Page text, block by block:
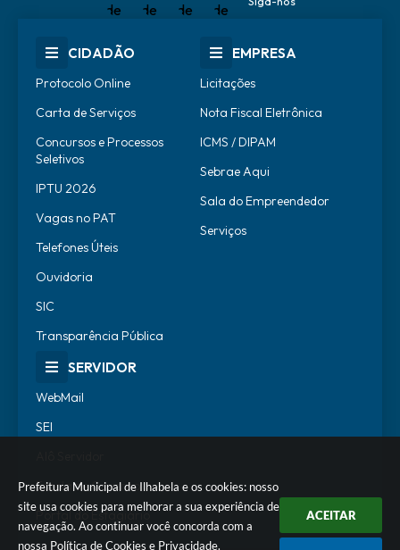
Prefeitura Municipal de Ilhabela e os cookies: nosso
site usa cookies para melhorar a sua experiência de
navegação. Ao continuar você concorda com a
nossa Política de Cookies e Privacidade.
ACEITAR
CIDADÃO
Protocolo Online
Carta de Serviços
Concursos e Processos
Seletivos
IPTU 2026
Vagas no PAT
Telefones Úteis
Ouvidoria
SIC
Transparência Pública
EMPRESA
Licitações
Nota Fiscal Eletrônica
ICMS / DIPAM
Sebrae Aqui
Sala do Empreendedor
Serviços
SERVIDOR
WebMail
SEI
Escola de Governo
Portal do Estagiário